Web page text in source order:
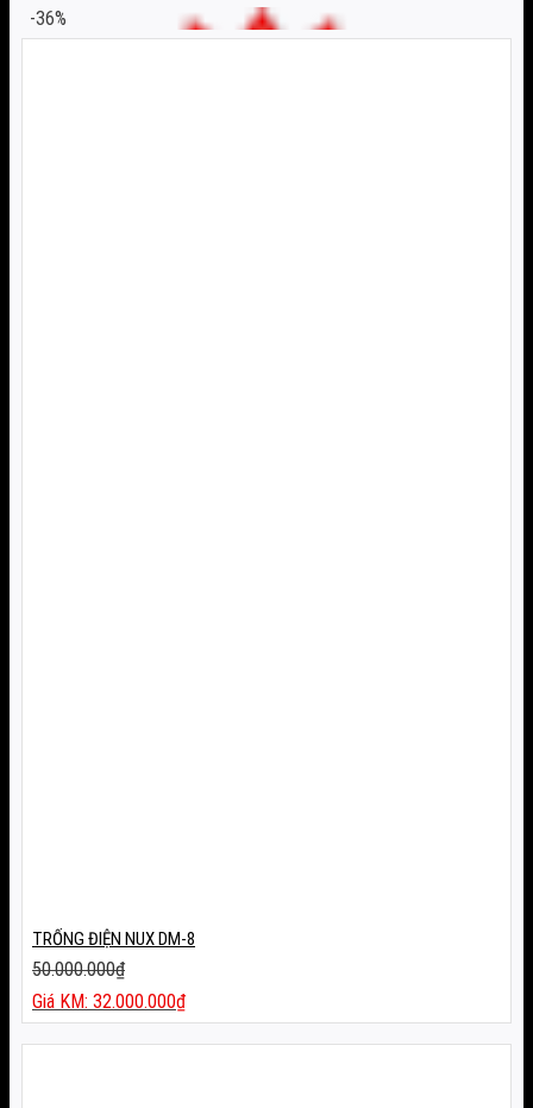
-36%
TRỐNG ĐIỆN NUX DM-8
50.000.000₫
Giá
gốc
là:
32.000.000₫
Giá
hiện